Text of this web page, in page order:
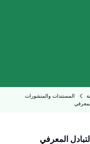
المستندات والمنشورات
المعرفي